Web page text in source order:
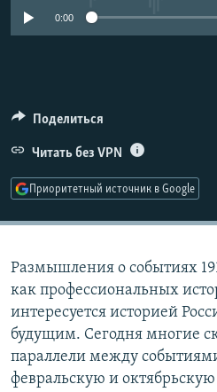
РАСПИСАНИЕ ВЕЩАНИЯ
0:00
Поделиться
Читать без VPN
Приоритетный источник в Google
Размышления о событиях
как профессиональных
интересуется историей
будущим. Сегодня многие
параллели между
февральскую и